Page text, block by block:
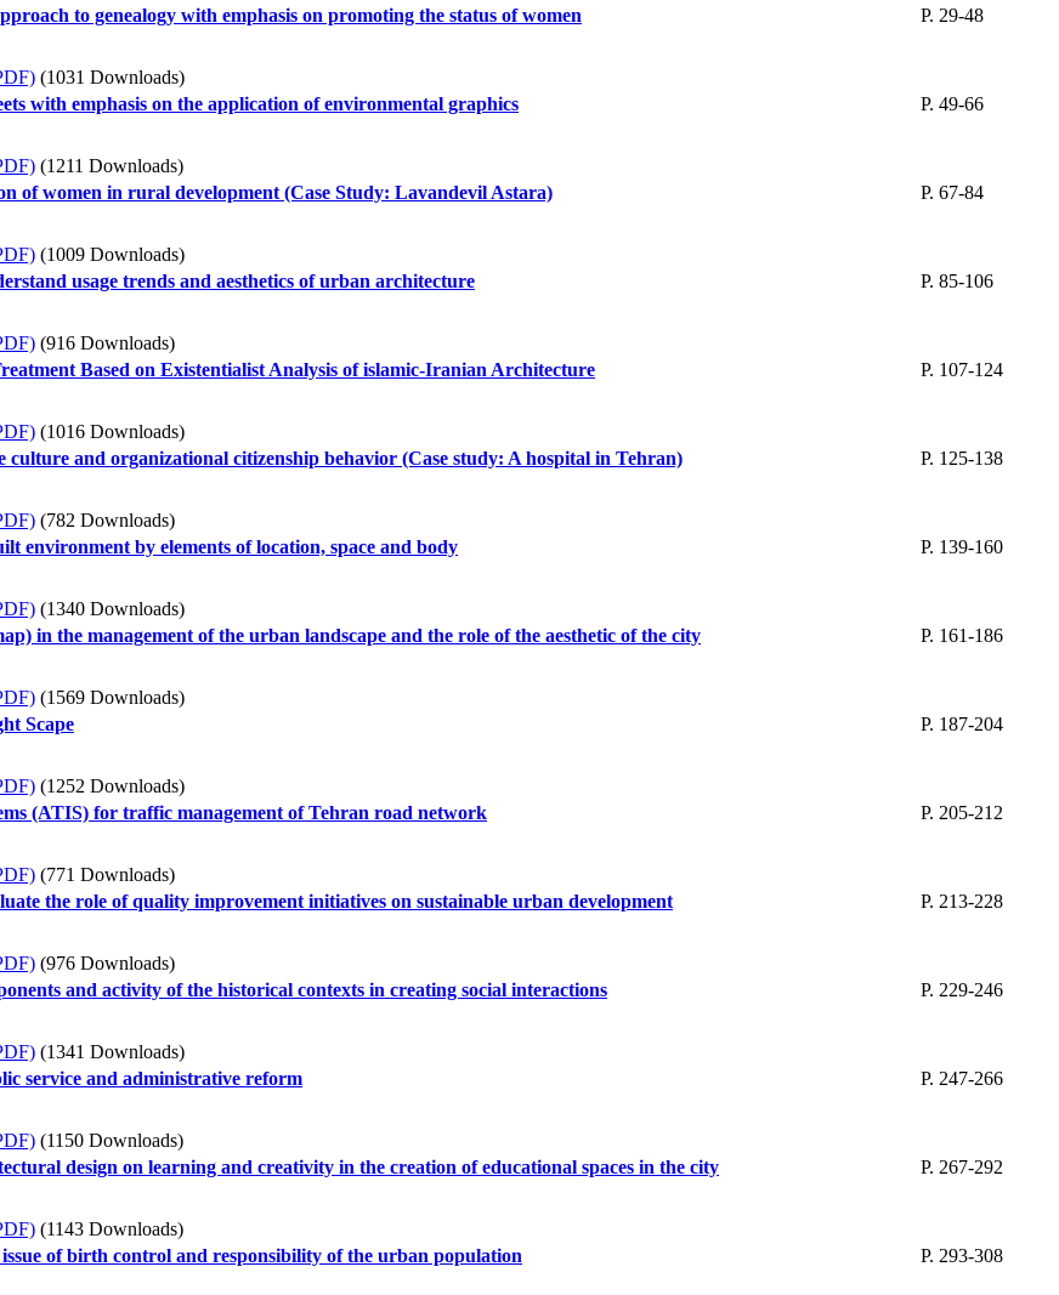
to genealogy with emphasis on promoting the status of women
P. 29-48
(1031 Downloads)
with emphasis on the application of environmental graphics
P. 49-66
(1211 Downloads)
of women in rural development (Case Study: Lavandevil Astara)
P. 67-84
(1009 Downloads)
usage trends and aesthetics of urban architecture
P. 85-106
(916 Downloads)
Based on Existentialist Analysis of islamic-Iranian Architecture
P. 107-124
(1016 Downloads)
culture and organizational citizenship behavior (Case study: A hospital in Tehran)
P. 125-138
(782 Downloads)
environment by elements of location, space and body
P. 139-160
(1340 Downloads)
in the management of the urban landscape and the role of the aesthetic of the city
P. 161-186
(1569 Downloads)
Scape
P. 187-204
(1252 Downloads)
(ATIS) for traffic management of Tehran road network
P. 205-212
(771 Downloads)
the role of quality improvement initiatives on sustainable urban development
P. 213-228
(976 Downloads)
and activity of the historical contexts in creating social interactions
P. 229-246
(1341 Downloads)
service and administrative reform
P. 247-266
(1150 Downloads)
design on learning and creativity in the creation of educational spaces in the city
P. 267-292
(1143 Downloads)
of birth control and responsibility of the urban population
P. 293-308